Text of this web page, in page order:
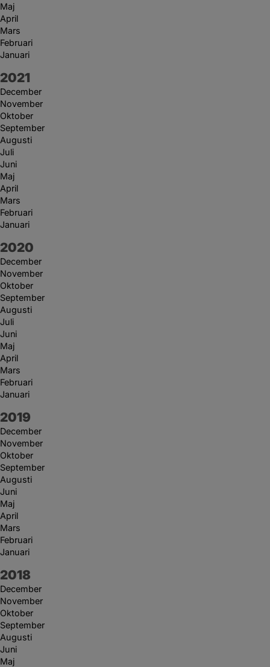
Maj
April
Mars
Februari
Januari
År:
2021
December
November
Oktober
September
Augusti
Juli
Juni
Maj
April
Mars
Februari
Januari
År:
2020
December
November
Oktober
September
Augusti
Juli
Juni
Maj
April
Mars
Februari
Januari
År:
2019
December
November
Oktober
September
Augusti
Juni
Maj
April
Mars
Februari
Januari
År:
2018
December
November
Oktober
September
Augusti
Juni
Maj